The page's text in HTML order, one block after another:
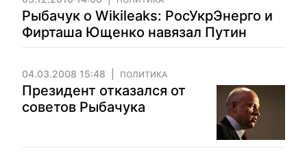
Рыбачук о Wikileaks: РосУкрЭнерго и
Фирташа Ющенко навязал Путин
04.03.2008 15:48 ПОЛИТИКА
Президент отказался от
советов Рыбачука